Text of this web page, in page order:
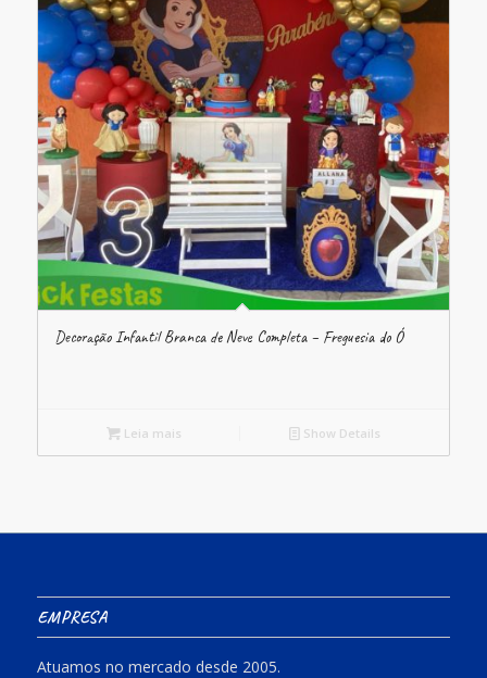
Decoração Infantil Branca de Neve Completa – Freguesia do Ó
Leia mais Show Details
EMPRESA
Atuamos no mercado desde 2005.